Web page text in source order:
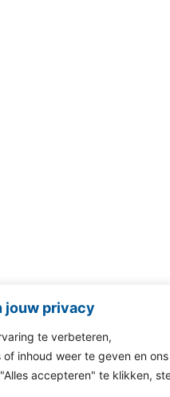
jouw privacy
te verbeteren,
inhoud weer te geven en ons
accepteren" te klikken,